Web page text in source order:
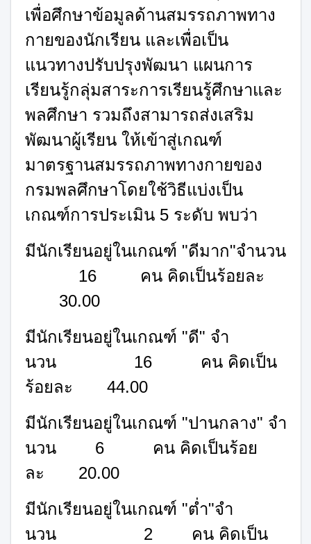
เพื่อศึกษาข้อมูลด้านสมรรถภาพทาง
กายของนักเรียน และเพื่อเป็น
แนวทางปรับปรุงพัฒนา แผนการ
เรียนรู้กลุ่มสาระการเรียนรู้ศึกษาและ
พลศึกษา รวมถึงสามารถส่งเสริม
พัฒนาผู้เรียน ให้เข้าสู่เกณฑ์
มาตรฐานสมรรถภาพทางกายของ
กรมพลศึกษาโดยใช้วิธีแบ่งเป็น
เกณฑ์การประเมิน 5 ระดับ พบว่า
มีนักเรียนอยู่ในเกณฑ์ "ดีมาก"จํานวน
16 คน คิดเป็นร้อยละ
30.00
มีนักเรียนอยู่ในเกณฑ์ "ดี" จํา
นวน 16 คน คิดเป็น
ร้อยละ 44.00
มีนักเรียนอยู่ในเกณฑ์ "ปานกลาง" จํา
นวน
6 คน คิดเป็นร้อย
ละ 20.00
มีนักเรียนอยู่ในเกณฑ์ "ต่ำ"จํา
นวน 2 คน คิดเป็น